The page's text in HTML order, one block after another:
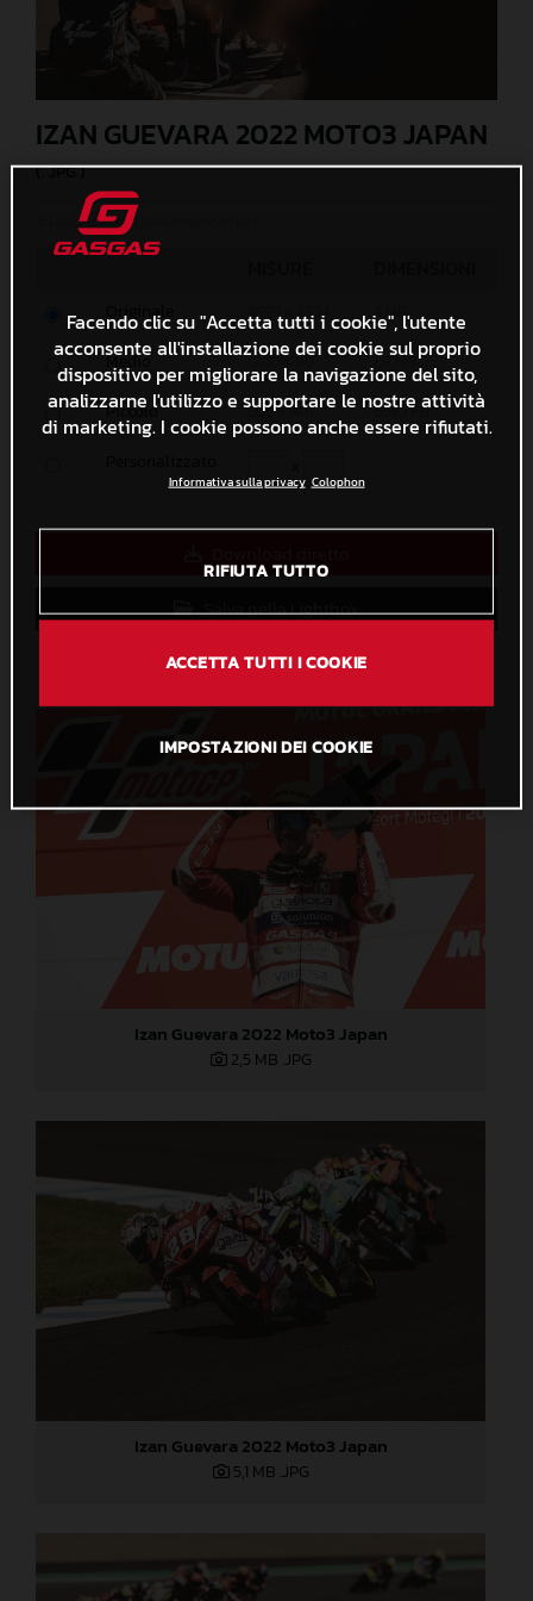
IZAN GUEVARA 2022 MOTO3 JAPAN
(. JPG )
© GASGAS Motorcycles/Polarity Photo
Originale 4999 x 3334 4 MB
Medio 1200 x 801 1,8 MB
Piccolo 600 x 401 658,1 KB
Salva nella Lightbox
Izan Guevara 2022 Moto3 Japan
2,5 MB .JPG
Izan Guevara 2022 Moto3 Japan
5,1 MB .JPG
Facendo clic su "Accetta tutti i cookie", l'utente
acconsente all'installazione dei cookie sul proprio
dispositivo per migliorare la navigazione del sito,
analizzarne l'utilizzo e supportare le nostre attività
di marketing. I cookie possono anche essere rifiutati.
Informativa sulla privacy Colophon
RIFIUTA TUTTO
ACCETTA TUTTI I COOKIE
IMPOSTAZIONI DEI COOKIE